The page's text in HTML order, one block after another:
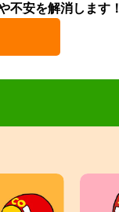
不安を解消します！